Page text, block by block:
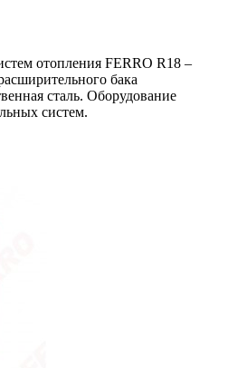
отопления FERRO R18 –
бака
сталь. Оборудование
систем.